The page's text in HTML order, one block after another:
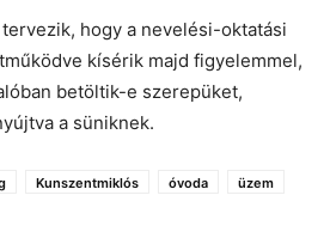
hogy a nevelési-oktatási
kísérik majd figyelemmel,
betöltik-e szerepüket,
a süniknek.
Kunszentmiklós óvoda üzem